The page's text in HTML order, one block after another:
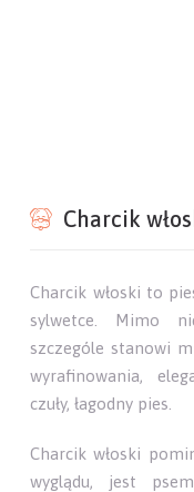
Charcik
Charcik włoski to
sylwetce. Mimo
szczególe stanowi
wyrafinowania,
czuły, łagodny pies.
Charcik włoski
wyglądu, jest